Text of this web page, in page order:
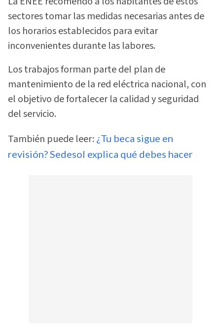
sectores tomar las medidas necesarias antes de
los horarios establecidos para evitar
inconvenientes durante las labores.
Los trabajos forman parte del plan de
mantenimiento de la red eléctrica nacional, con
el objetivo de fortalecer la calidad y seguridad
del servicio.
También puede leer: ¿Tu beca sigue en
revisión? Sedesol explica qué debes hacer